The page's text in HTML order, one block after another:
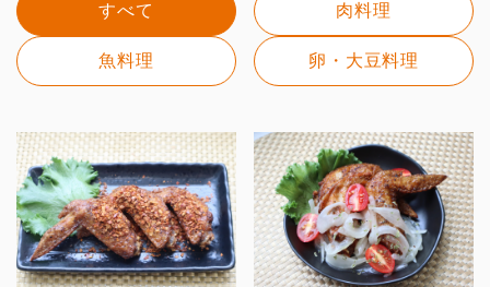
すべて 肉料理
魚料理 卵・大豆料理